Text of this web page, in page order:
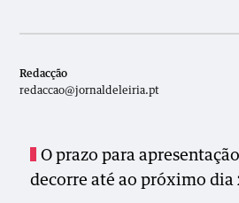
Redacção
redaccao@jornaldeleiria.pt
O prazo para
decorre até ao próximo dia